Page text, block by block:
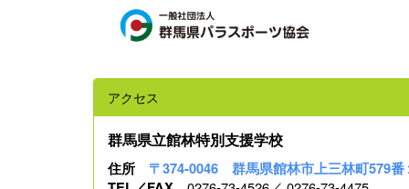
アクセス
群馬県立館林特別支援学校
住所 〒374-0046 群馬県館林市上三林町579番